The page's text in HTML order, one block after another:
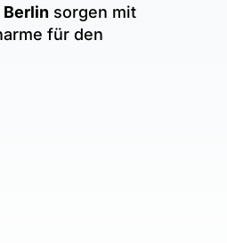
Berlin sorgen mit
für den